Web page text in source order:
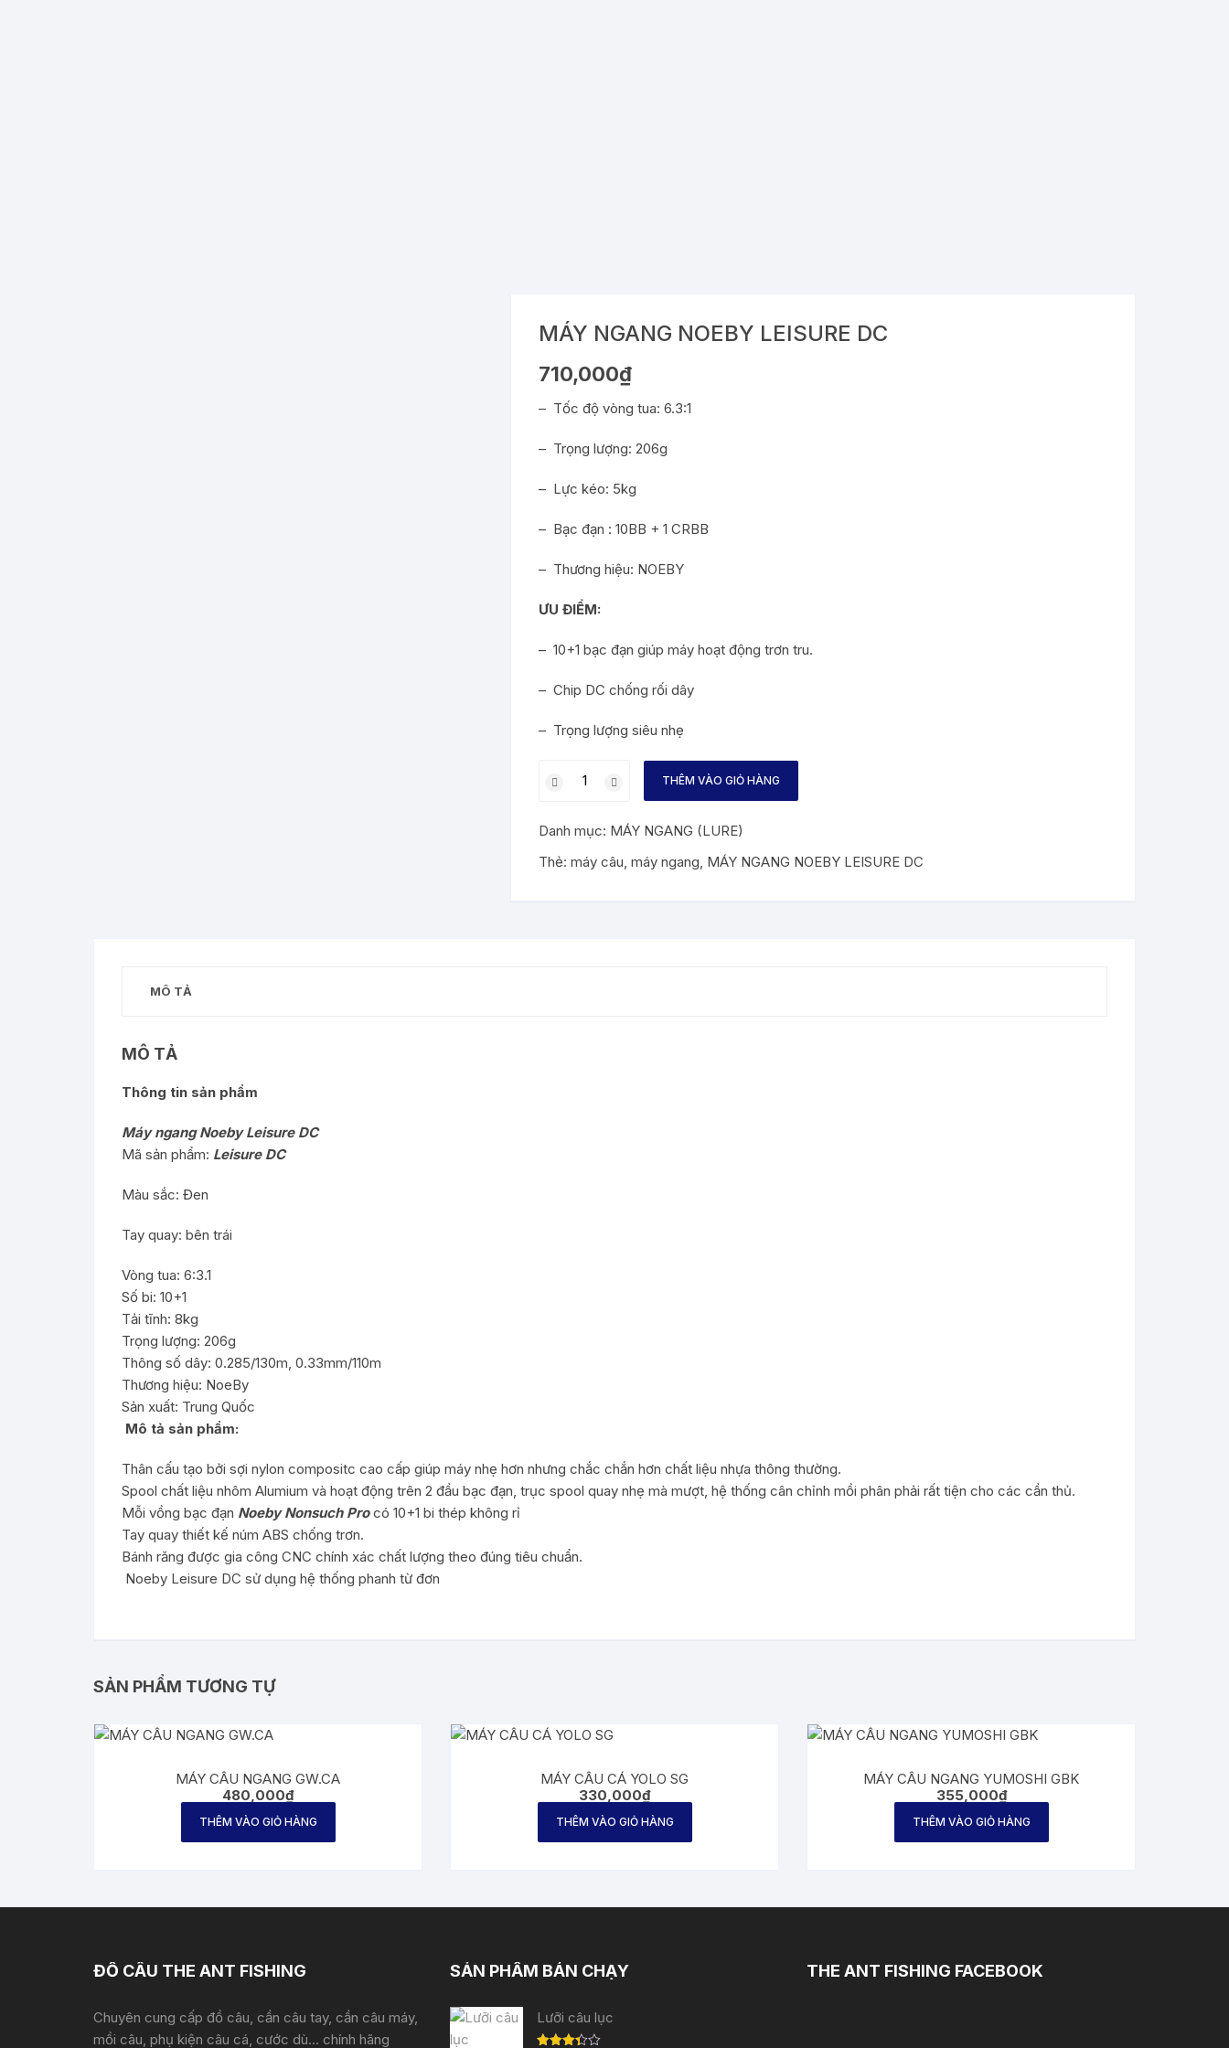
MÁY NGANG NOEBY LEISURE DC
710,000₫
– Tốc độ vòng tua: 6.3:1
– Trọng lượng: 206g
– Lực kéo: 5kg
– Bạc đạn : 10BB + 1 CRBB
– Thương hiệu: NOEBY
ƯU ĐIỂM:
– 10+1 bạc đạn giúp máy hoạt động trơn tru.
– Chip DC chống rối dây
– Trọng lượng siêu nhẹ
NGANG
LEISURE
DC
THÊM VÀO GIỎ HÀNG
Danh mục: MÁY NGANG (LURE)
Thẻ: máy câu máy ngang MÁY NGANG NOEBY LEISURE DC
MÔ TẢ
MÔ TẢ
Thông tin sản phẩm
Máy ngang Noeby Leisure DC
Mã sản phẩm: Leisure DC
Màu sắc: Đen
Tay quay: bên trái
Vòng tua: 6:3.1
Số bi: 10+1
Tải tĩnh: 8kg
Trọng lượng: 206g
Thông số dây: 0.285/130m, 0.33mm/110m
Thương hiệu: NoeBy
Sản xuất: Trung Quốc
Mô tả sản phẩm:
Thân cấu tạo bởi sợi nylon compositc cao cấp giúp máy nhẹ hơn nhưng chắc chắn hơn chất liệu nhựa thông thường.
Spool chất liệu nhôm Alumium và hoạt động trên 2 đầu bạc đạn, trục spool quay nhẹ mà mượt, hệ thống cân chỉnh mồi phân phải rất tiện cho các cần thủ.
Mỗi vồng bạc đạn Noeby Nonsuch Procó 10+1 bi thép không rỉ
Tay quay thiết kế núm ABS chống trơn.
Bánh răng được gia công CNC chính xác chất lượng theo đúng tiêu chuẩn.
Noeby Leisure DC sử dụng hệ thống phanh từ đơn
SẢN PHẨM TƯƠNG TỰ
MÁY CÂU NGANG GW.CA
480,000₫
THÊM VÀO GIỎ HÀNG
MÁY CÂU CÁ YOLO SG
330,000₫
THÊM VÀO GIỎ HÀNG
MÁY CÂU NGANG YUMOSHI GBK
355,000₫
THÊM VÀO GIỎ HÀNG
ĐỒ CÂU THE ANT FISHING
Chuyên cung cấp đồ câu, cần câu tay, cần câu máy,
mồi câu, phụ kiện câu cá, cước dù... chính hãng
SẢN PHẨM BÁN CHẠY
Lưỡi câu lục
THE ANT FISHING FACEBOOK